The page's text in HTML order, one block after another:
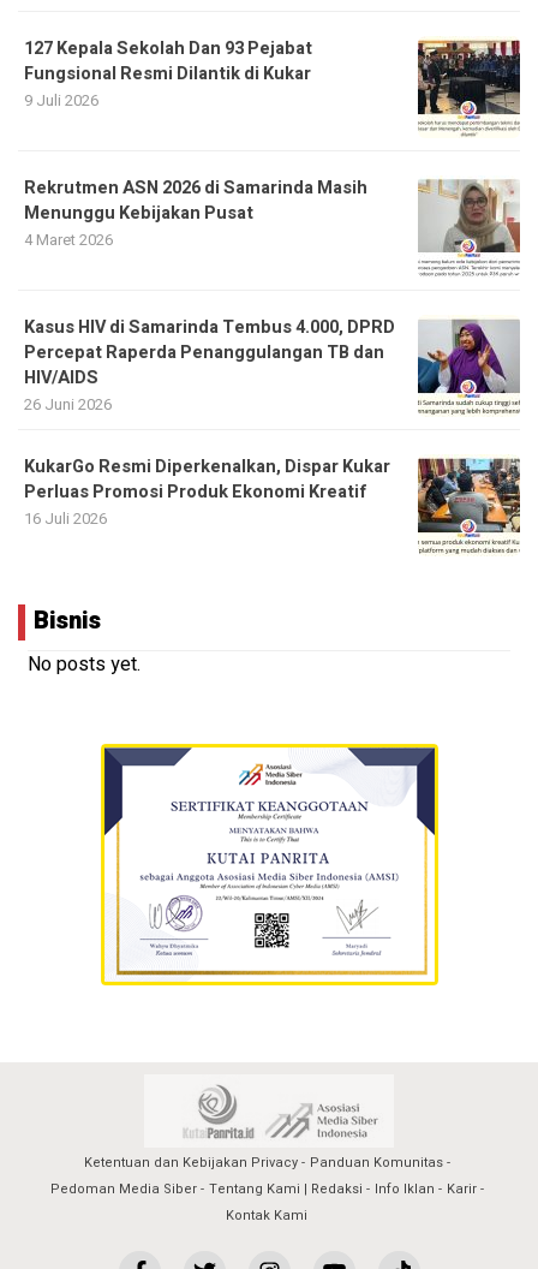
127 Kepala Sekolah Dan 93 Pejabat
Fungsional Resmi Dilantik di Kukar
9 Juli 2026
Rekrutmen ASN 2026 di Samarinda Masih
Menunggu Kebijakan Pusat
4 Maret 2026
Kasus HIV di Samarinda Tembus 4.000, DPRD
Percepat Raperda Penanggulangan TB dan
HIV/AIDS
26 Juni 2026
KukarGo Resmi Diperkenalkan, Dispar Kukar
Perluas Promosi Produk Ekonomi Kreatif
16 Juli 2026
Bisnis
No posts yet.
Ketentuan dan Kebijakan Privacy
Panduan Komunitas
Pedoman Media Siber
Tentang Kami | Redaksi Info Iklan
Karir
Kontak Kami